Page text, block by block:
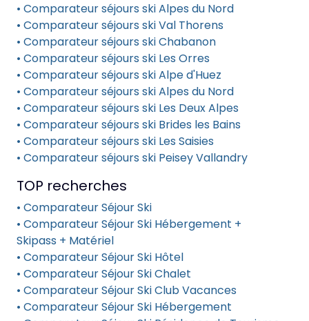
• Comparateur séjours ski Alpes du Nord
• Comparateur séjours ski Val Thorens
• Comparateur séjours ski Chabanon
• Comparateur séjours ski Les Orres
• Comparateur séjours ski Alpe d'Huez
• Comparateur séjours ski Alpes du Nord
• Comparateur séjours ski Les Deux Alpes
• Comparateur séjours ski Brides les Bains
• Comparateur séjours ski Les Saisies
• Comparateur séjours ski Peisey Vallandry
TOP recherches
• Comparateur Séjour Ski
• Comparateur Séjour Ski Hébergement +
Skipass + Matériel
• Comparateur Séjour Ski Hôtel
• Comparateur Séjour Ski Chalet
• Comparateur Séjour Ski Club Vacances
• Comparateur Séjour Ski Hébergement